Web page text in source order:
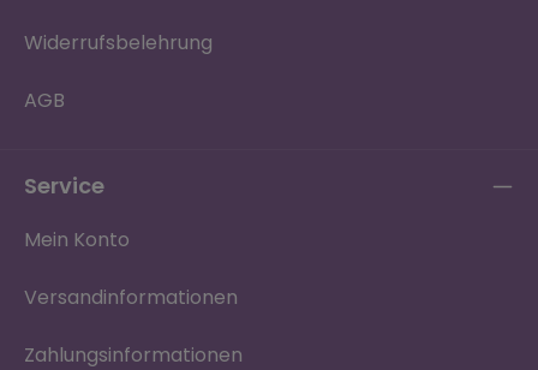
Widerrufsbelehrung
AGB
Service
Mein Konto
Versandinformationen
Zahlungsinformationen